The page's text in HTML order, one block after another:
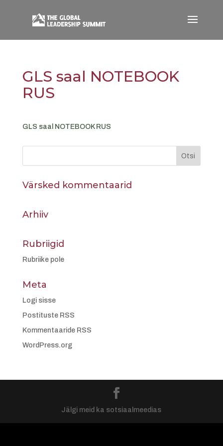
GLS saal NOTEBOOK
RUS
GLS saal NOTEBOOK RUS
Värsked kommentaarid
Arhiiv
Rubriigid
Rubriike pole
Meta
Logi sisse
Postituste RSS
Kommentaaride RSS
WordPress.org
Jälgi meid ka sotsiaalmeedias